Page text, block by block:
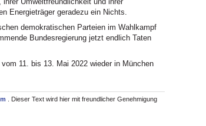
Energieträger geradezu ein Nichts.
demokratischen Parteien im Wahlkampf
Bundesregierung jetzt endlich Taten
vom 11. bis 13. Mai 2022 wieder in München
. Dieser Text wird hier mit freundlicher Genehmigung